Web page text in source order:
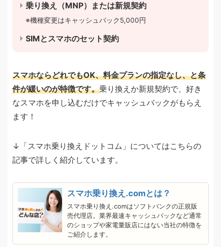
乗り換え（MNP）または新規契約
機種変更はキャッシュバック5,000円
SIMとスマホのセット契約
スマホならどれでもOK、料金プランの指定なし、と条
件が緩いのが特徴です。乗り換えか新規契約で、好き
なスマホを申し込むだけでキャッシュバックがもらえ
ます！
↓「スマホ乗り換えドットコム」についてはこちらの
記事で詳しく紹介しています。
スマホ乗り換え.comとは？
スマホ乗り換え.comはソフトバンクの正規販
売代理店。業界最速キャッシュバックなど通常
のショップや家電量販店にはない当社の特徴を
ご紹介します。